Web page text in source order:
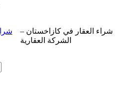
شراء العقار في كازاخستان –
الشركة العقارية